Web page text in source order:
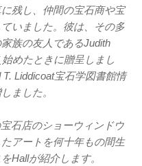
残し、仲間の宝石商や宝
いました。彼は、その多
族の友人であるJudith
めたときに贈呈しまし
Liddicoat宝石学図書館情
ました。
石店のショーウィンドウ
アートを何十年もの間生
Hallが紹介します。